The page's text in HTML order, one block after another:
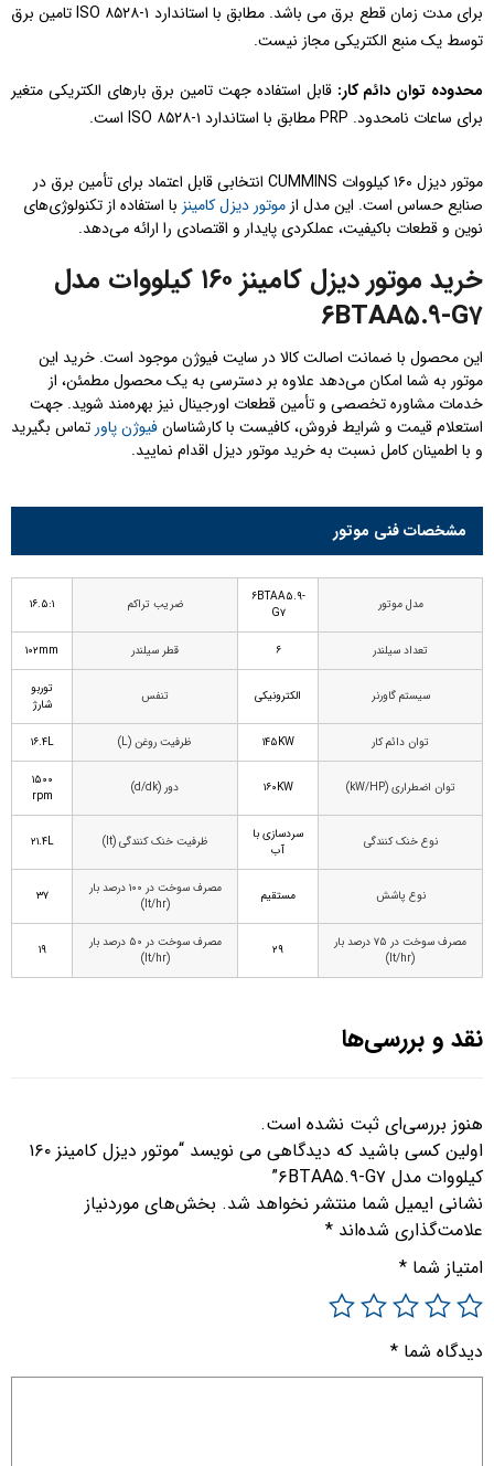
برای مدت زمان قطع برق می باشد. مطابق با استاندارد ISO ۸۵۲۸-۱ تامین برق
توسط یک منبع الکتریکی مجاز نیست.
محدوده توان دائم کار: قابل استفاده جهت تامین برق بارهای الکتریکی متغیر
برای ساعات نامحدود. PRP مطابق با استاندارد ISO ۸۵۲۸-۱ است.
موتور دیزل ۱۶۰ کیلووات CUMMINS انتخابی قابل اعتماد برای تأمین برق در
صنایع حساس است. این مدل ازموتور دیزل کامینز با استفاده از تکنولوژی‌های
نوین و قطعات باکیفیت، عملکردی پایدار و اقتصادی را ارائه می‌دهد.
خرید موتور دیزل کامینز ۱۶۰ کیلووات مدل
۶BTAA۵.۹-G۷
این محصول با ضمانت اصالت کالا در سایت فیوژن موجود است. خرید این
موتور به شما امکان می‌دهد علاوه بر دسترسی به یک محصول مطمئن، از
خدمات مشاوره تخصصی و تأمین قطعات اورجینال نیز بهره‌مند شوید. جهت
استعلام قیمت و شرایط فروش، کافیست با کارشناسانفیوژن پاورتماس بگیرید
و با اطمینان کامل نسبت به خرید موتور دیزل اقدام نمایید.
مشخصات فنی موتور
مدل موتور
۶BTAA۵.۹-
G۷
ضریب تراکم ۱۶.۵:۱
تعداد سیلندر ۶ قطر سیلندر ۱۰۲mm
سیستم گاورنر الکترونیکی تنفس
توربو
شارژ
توان دائم کار ۱۴۵KW ظرفیت روغن (L) ۱۶.۴L
توان اضطراری (kW/HP) ۱۶۰KW دور (d/dk)
۱۵۰۰
rpm
نوع خنک کنندگی
سردسازی با
آب
ظرفیت خنک کنندگی (lt) ۲۱.۴L
نوع پاشش مستقیم
مصرف سوخت در ۱۰۰ درصد بار
(lt/hr)
۳۷
مصرف سوخت در ۷۵ درصد بار
(lt/hr)
۲۹
مصرف سوخت در ۵۰ درصد بار
(lt/hr)
۱۹
نقد و بررسی‌ها
هنوز بررسی‌ای ثبت نشده است.
اولین کسی باشید که دیدگاهی می نویسد “موتور دیزل کامینز ۱۶۰
کیلووات مدل ۶BTAA۵.۹-G۷”
نشانی ایمیل شما منتشر نخواهد شد. بخش‌های موردنیاز
علامت‌گذاری شده‌اند *
امتیاز شما *
دیدگاه شما *